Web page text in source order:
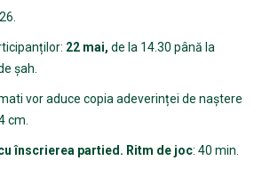
22 mai, de la 14.30 până la
șah.
vor aduce copia adeverinței de naștere
cm.
înscrierea partied. Ritm de joc: 40 min.